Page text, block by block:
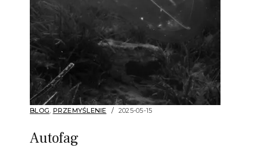
BLOG, PRZEMYŚLENIE 2025-05-15
Autofag